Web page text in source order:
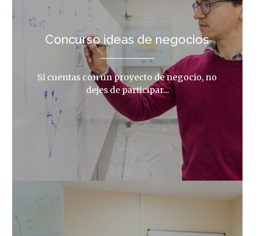
Concurso ideas de negocios
Si cuentas con un proyecto de negocio, no
dejes de participar...